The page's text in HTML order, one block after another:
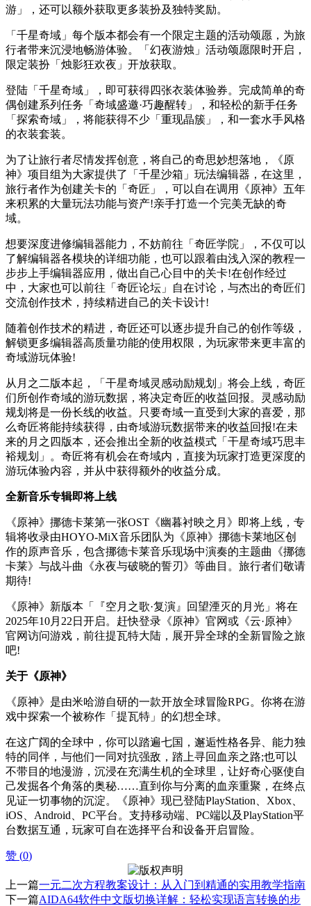
游」，还可以额外获取更多装扮及独特奖励。
「千星奇域」每个版本都会有一个限定主题的活动颂愿，为旅
行者带来沉浸地畅游体验。「幻夜游烛」活动颂愿限时开启，
限定装扮「烛影狂欢夜」开放获取。
登陆「千星奇域」，即可获得四张衣装体验券。完成简单的奇
偶创建系列任务「奇域盛邀·巧趣醒转」，和轻松的新手任务
「探索奇域」，将能获得不少「重现晶簇」，和一套水手风格
的衣装套装。
为了让旅行者尽情发挥创意，将自己的奇思妙想落地，《原
神》项目组为大家提供了「千星沙箱」玩法编辑器，在这里，
旅行者作为创建关卡的「奇匠」，可以自在调用《原神》五年
来积累的大量玩法功能与资产!亲手打造一个完美无缺的奇
域。
想要深度进修编辑器能力，不妨前往「奇匠学院」，不仅可以
了解编辑器各模块的详细功能，也可以跟着由浅入深的教程一
步步上手编辑器应用，做出自己心目中的关卡!在创作经过
中，大家也可以前往「奇匠论坛」自在讨论，与杰出的奇匠们
交流创作技术，持续精进自己的关卡设计!
随着创作技术的精进，奇匠还可以逐步提升自己的创作等级，
解锁更多编辑器高质量功能的使用权限，为玩家带来更丰富的
奇域游玩体验!
从月之二版本起，「干星奇域灵感动励规划」将会上线，奇匠
们所创作奇域的游玩数据，将决定奇匠的收益回报。灵感动励
规划将是一份长线的收益。只要奇域一直受到大家的喜爱，那
么奇匠将能持续获得，由奇域游玩数据带来的收益回报!在未
来的月之四版本，还会推出全新的收益模式「干星奇域巧思丰
裕规划」。奇匠将有机会在奇域内，直接为玩家打造更深度的
游玩体验内容，并从中获得额外的收益分成。
全新音乐专辑即将上线
《原神》挪德卡莱第一张OST《幽暮衬映之月》即将上线，专
辑将收录由HOYO-MiX音乐团队为《原神》挪德卡莱地区创
作的原声音乐，包含挪德卡莱音乐现场中演奏的主题曲《挪德
卡莱》与战斗曲《永夜与破晓的誓刃》等曲目。旅行者们敬请
期待!
《原神》新版本「『空月之歌·复演』回望湮灭的月光」将在
2025年10月22日开启。赶快登录《原神》官网或《云·原神》
官网访问游戏，前往提瓦特大陆，展开异全球的全新冒险之旅
吧!
关于《原神》
《原神》是由米哈游自研的一款开放全球冒险RPG。你将在游
戏中探索一个被称作「提瓦特」的幻想全球。
在这广阔的全球中，你可以踏遍七国，邂逅性格各异、能力独
特的同伴，与他们一同对抗强敌，踏上寻回血亲之路;也可以
不带目的地漫游，沉浸在充满生机的全球里，让好奇心驱使自
己发掘各个角落的奥秘……直到你与分离的血亲重聚，在终点
见证一切事物的沉淀。《原神》现已登陆PlayStation、Xbox、
iOS、Android、PC平台。支持移动端、PC端以及PlayStation平
台数据互通，玩家可自在选择平台和设备开启冒险。
赞 (0)
上一篇一元二次方程教案设计：从入门到精通的实用教学指南
下一篇AIDA64软件中文版切换详解：轻松实现语言转换的步